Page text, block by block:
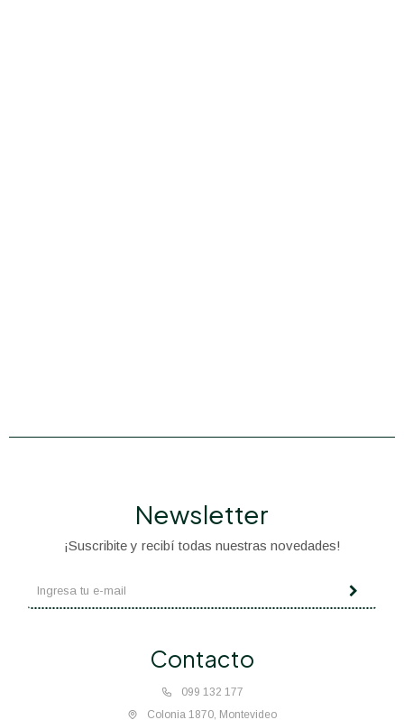
Contacto
099 132 177
Colonia 1870, Montevideo
Newsletter
¡Suscribite y recibí todas nuestras novedades!